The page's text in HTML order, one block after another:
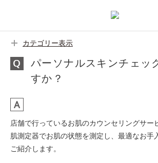
カテゴリー表示
パーソナルスキンチェッ
すか？
店舗で行っているお肌のカウンセリングサー
肌測定器でお肌の状態を測定し、最適なお手
ご紹介します。